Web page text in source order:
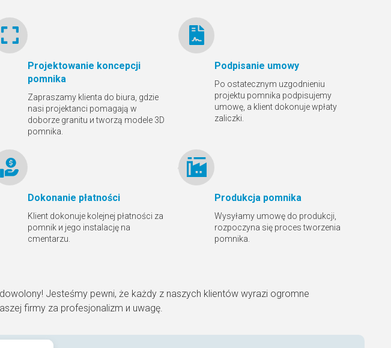
Projektowanie koncepcji
pomnika
Zapraszamy klienta do biura, gdzie
nasi projektanci pomagają w
doborze granitu и tworzą modele 3D
pomnika.
Podpisanie umowy
Po ostatecznym uzgodnieniu
projektu pomnika podpisujemy
umowę, a klient dokonuje wpłaty
zaliczki.
Produkcja pomnika
Wysyłamy umowę do produkcji,
rozpoczyna się proces tworzenia
pomnika.
Dokonanie płatności
Klient dokonuje kolejnej płatności za
pomnik и jego instalację na
cmentarzu.
Jesteśmy pewni, że każdy z naszych klientów wyrazi ogromne
firmy za profesjonalizm и uwagę.